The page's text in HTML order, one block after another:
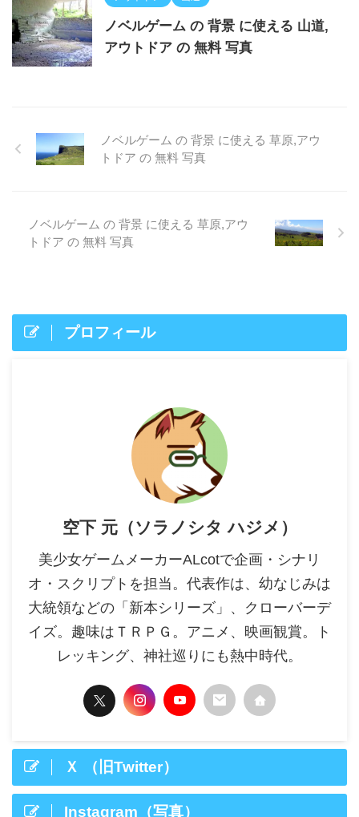
ノベルゲーム の 背景 に使える 山道,
アウトドア の 無料 写真
ノベルゲーム の 背景 に使える 草原,アウ
トドア の 無料 写真
ノベルゲーム の 背景 に使える 草原,アウ
トドア の 無料 写真
プロフィール
空下 元（ソラノシタ ハジメ）
美少女ゲームメーカーALcotで企画・シナリ
オ・スクリプトを担当。代表作は、幼なじみは
大統領などの「新本シリーズ」、クローバーデ
イズ。趣味はＴＲＰＧ。アニメ、映画観賞。ト
レッキング、神社巡りにも熱中時代。
Ｘ （旧Twitter）
Instagram（写真）